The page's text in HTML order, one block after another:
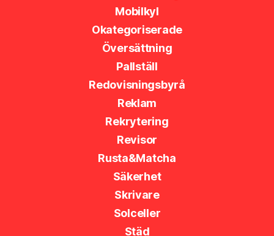
Mobilkyl
Okategoriserade
Översättning
Pallställ
Redovisningsbyrå
Reklam
Rekrytering
Revisor
Rusta&Matcha
Säkerhet
Skrivare
Solceller
Städ